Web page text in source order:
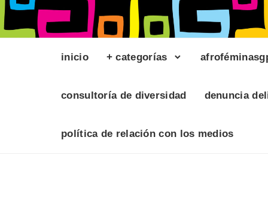
inicio + categorías
consultoría de diversidad denuncia
política de relación con los medios